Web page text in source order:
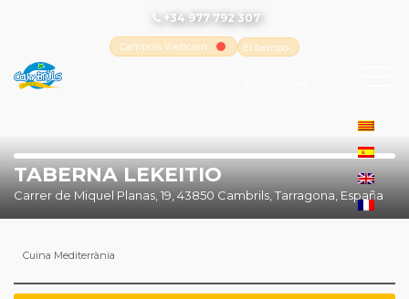
+34 977 792 307
Cambrils Webcam
El tiempo
TABERNA LEKEITIO
Carrer de Miquel Planas, 19, 43850 Cambrils, Tarragona, España
Cuina Mediterrània